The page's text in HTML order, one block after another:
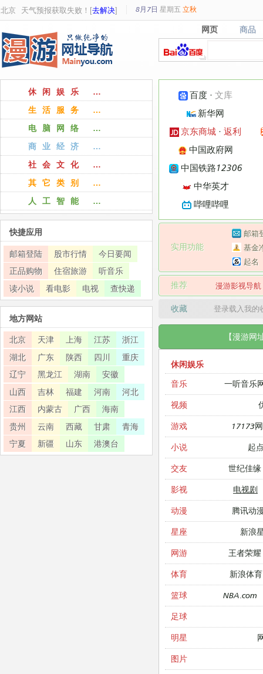
北京 天气预报获取失败！[去解决] 8月7日 星期五 立秋
网页
网页 商品
商品
百度 ·文库
新华网
京东商城 ·返利
中国政府网
中国铁路12306
中华英才
哔哩哔哩
实用功能
邮箱
基金
起名
推荐 漫游影视导航
收藏 登录载入我
【漫游网
休闲娱乐
音乐
一听音乐
视频
游戏 17173
小说 起
交友 世纪佳缘
影视 电视剧
动漫 腾讯动
星座 新浪
网游 王者荣耀
体育 新浪体育
篮球 NBA.com
足球
明星
图片
休闲娱乐 …
生活服务 …
电脑网络 …
商业经济 …
社会文化 …
其它类别 …
人工智能 …
快捷应用
邮箱登陆 股市行情
今日要闻
正品购物
住宿旅游
听音乐
读小说
看电影 电视 查快递
地方网站
北京 天津 上海 江苏
浙江
湖北
广东 陕西 四川
重庆
辽宁
黑龙江 湖南
安徽
山西
吉林 福建 河南
河北
江西
内蒙古 广西
海南
贵州
云南 西藏 甘肃
青海
宁夏
新疆 山东 港澳台